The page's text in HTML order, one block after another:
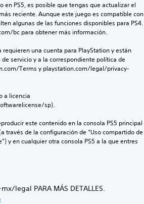
en PS5, es posible que tengas que actualizar el
reciente. Aunque este juego es compatible con
algunas de las funciones disponibles para PS4.
bc para obtener más información.
requieren una cuenta para PlayStation y están
servicio y a la correspondiente política de
Terms y playstation.com/legal/privacy-
a licencia
sp).
este contenido en la consola PS5 principal
través de la configuración de “Uso compartido de
y en cualquier otra consola PS5 a la que entres
legal PARA MÁS DETALLES.